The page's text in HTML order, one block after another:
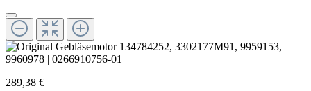
289,38 €